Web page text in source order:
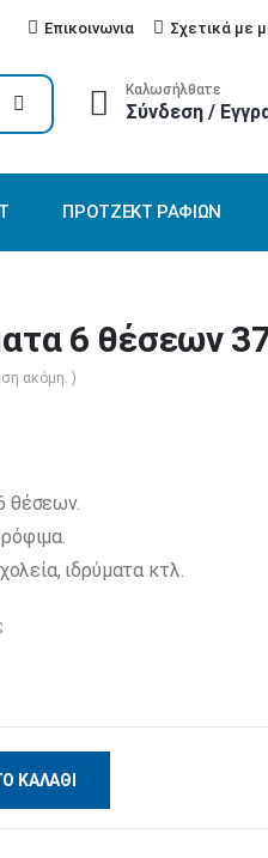
Επικοινωνια Σχετικά με
Καλωσήλθατε
Σύνδεση /
ΠΡΌΤΖΕΚΤ ΡΑΦΙΏΝ
6 θέσεων
ακόμη. )
θέσεων.
ιδρύματα κτλ.
ΚΑΛΆΘΙ